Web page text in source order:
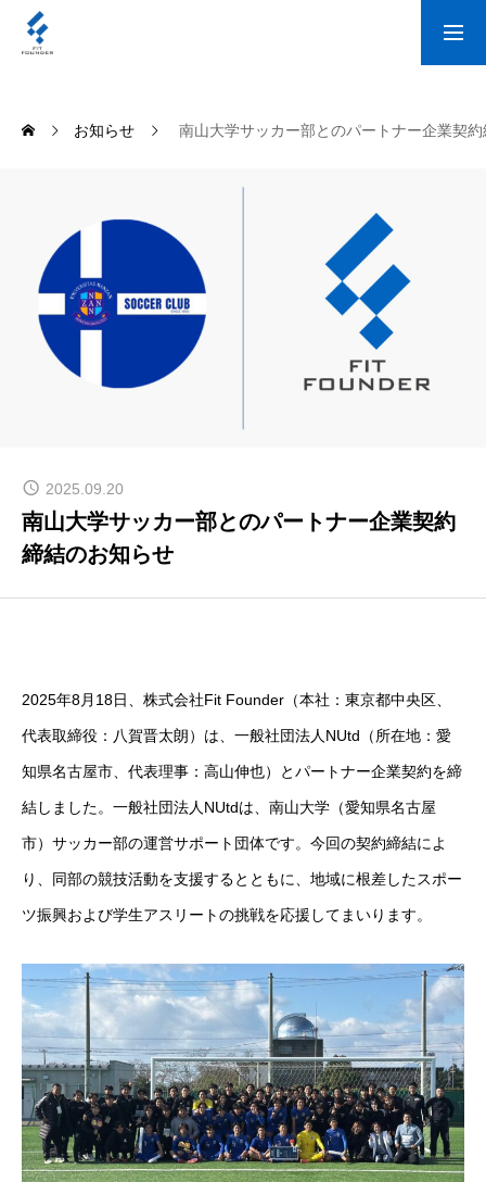
WHO WE ARE
THE REAL
FIT NEWS
ENTRY
COMPANY
お知らせ 南山大学サッカー部とのパートナー企業契
2025.09.20
南山大学サッカー部とのパートナー企業契約
締結のお知らせ
2025年8月18日、株式会社Fit Founder（本社：東京都中央区、
代表取締役：八賀晋太朗）は、一般社団法人NUtd（所在地：愛
知県名古屋市、代表理事：高山伸也）とパートナー企業契約を締
結しました。一般社団法人NUtdは、南山大学（愛知県名古屋
市）サッカー部の運営サポート団体です。今回の契約締結によ
り、同部の競技活動を支援するとともに、地域に根差したスポー
ツ振興および学生アスリートの挑戦を応援してまいります。